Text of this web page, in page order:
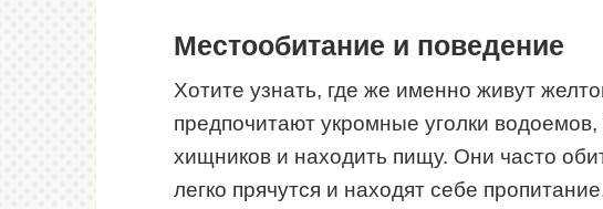
Местообитание и поведение
Хотите узнать, где же именно живут
предпочитают укромные уголки водоемов,
хищников и находить пищу. Они часто
легко прячутся и находят себе